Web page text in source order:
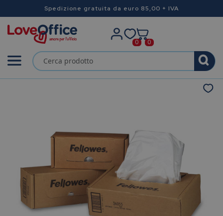
Spedizione gratuita da euro 85,00 + IVA
0 0